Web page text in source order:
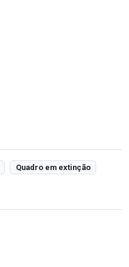
Quadro em extinção